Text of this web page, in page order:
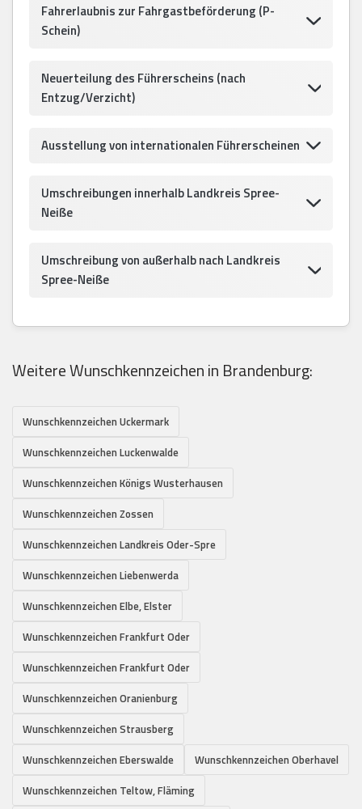
Fahrerlaubnis zur Fahrgastbeförderung (P-
Schein)
Neuerteilung des Führerscheins (nach
Entzug/Verzicht)
Ausstellung von internationalen Führerscheinen
Umschreibungen innerhalb Landkreis Spree-
Neiße
Umschreibung von außerhalb nach Landkreis
Spree-Neiße
Weitere Wunschkennzeichen in Brandenburg:
Wunschkennzeichen Uckermark
Wunschkennzeichen Luckenwalde
Wunschkennzeichen Königs Wusterhausen
Wunschkennzeichen Zossen
Wunschkennzeichen Landkreis Oder-Spre
Wunschkennzeichen Liebenwerda
Wunschkennzeichen Elbe, Elster
Wunschkennzeichen Frankfurt Oder
Wunschkennzeichen Frankfurt Oder
Wunschkennzeichen Oranienburg
Wunschkennzeichen Strausberg
Wunschkennzeichen Eberswalde
Wunschkennzeichen Oberhavel
Wunschkennzeichen Teltow, Fläming